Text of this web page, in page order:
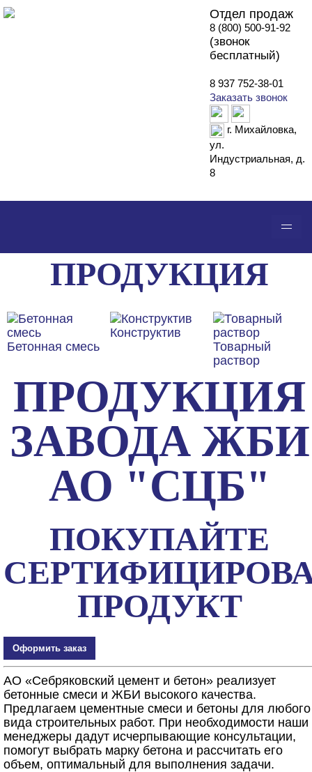
Отдел продаж
8 (800) 500-91-92
(звонок
бесплатный)
8 937 752-38-01
Заказать звонок
г. Михайловка,
ул.
Индустриальная, д.
8
ПРОДУКЦИЯ
Бетонная смесь
Конструктив
Товарный
раствор
ПРОДУКЦИЯ
ЗАВОДА ЖБИ
АО "СЦБ"
ПОКУПАЙТЕ
ПРОДУКТ
Оформить заказ
АО «Себряковский цемент и бетон» реализует
бетонные смеси и ЖБИ высокого качества.
Предлагаем цементные смеси и бетоны для любого
вида строительных работ. При необходимости наши
менеджеры дадут исчерпывающие консультации,
помогут выбрать марку бетона и рассчитать его
объем, оптимальный для выполнения задачи.